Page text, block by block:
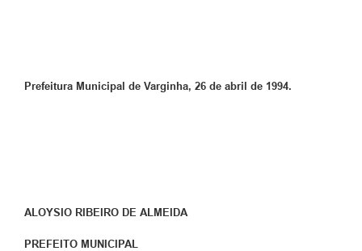
Prefeitura Municipal de Varginha, 26 de abril de 1994.
ALOYSIO RIBEIRO DE ALMEIDA
PREFEITO MUNICIPAL